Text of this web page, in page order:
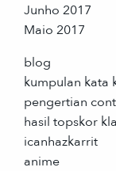
Junho 2017
Maio 2017
blog
kumpulan kata
pengertian
hasil topskor
icanhazkarrit
anime